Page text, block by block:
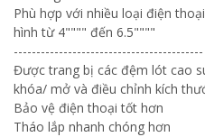
Phù hợp với nhiều loại điện
hình từ 4"""" đến 6.5""""
------------------------------------------
Được trang bị các đệm lót cao
khóa/ mở và điều chỉnh kích
Bảo vệ điện thoại tốt hơn
Tháo lắp nhanh chóng hơn